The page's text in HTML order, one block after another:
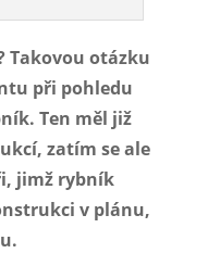
Takovou otázku
při pohledu
Ten měl již
zatím se ale
jimž rybník
v plánu,